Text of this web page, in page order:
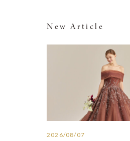
New Article
2026/08/07